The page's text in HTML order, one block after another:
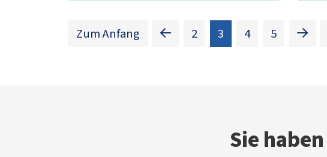
Zum Anfang 2 3 (Standort)
4 5
Sie